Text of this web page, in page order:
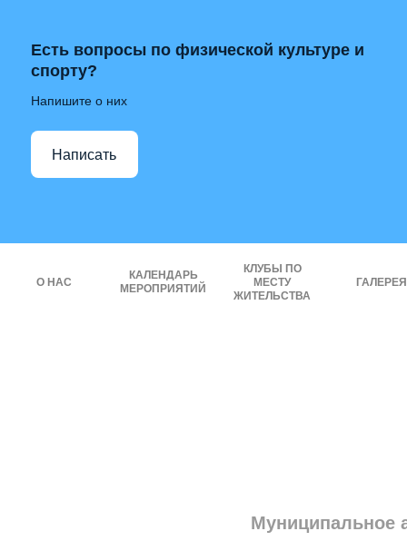
Есть вопросы по физической культуре и
спорту?
Напишите о них
Написать
О НАС
КАЛЕНДАРЬ
МЕРОПРИЯТИЙ
КЛУБЫ ПО
МЕСТУ
ЖИТЕЛЬСТВА
ГАЛЕРЕЯ
Муниципальное